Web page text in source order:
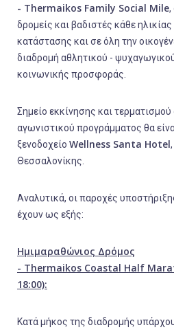
- Thermaikos Family Social Mile,
δρομείς και βαδιστές κάθε
κατάστασης και σε όλη την
διαδρομή αθλητικού -
κοινωνικής προσφοράς.
Σημείο εκκίνησης και
αγωνιστικού προγράμματος θα
ξενοδοχείο Wellness Santa Hotel
Θεσσαλονίκης.
Αναλυτικά, οι παροχές
έχουν ως εξής:
Ημιμαραθώνιος Δρόμος
- Thermaikos Coastal Half
18:00):
Κατά μήκος της διαδρομής